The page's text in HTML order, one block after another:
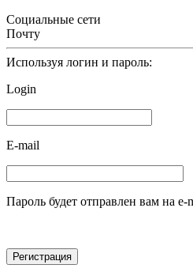
Социальные сети
Почту
Используя логин и пароль:
Login
E-mail
Пароль будет отправлен вам на e-